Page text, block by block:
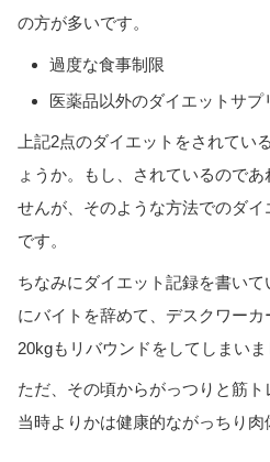
の方が多いです。
過度な食事制限
医薬品以外のダイエットサプ
上記2点のダイエットをされてい
ょうか。もし、されているので
せんが、そのような方法でのダ
です。
ちなみにダイエット記録を書い
にバイトを辞めて、デスクワー
20kgもリバウンドをしてしまいま
ただ、その頃からがっつりと筋
当時よりかは健康的ながっちり